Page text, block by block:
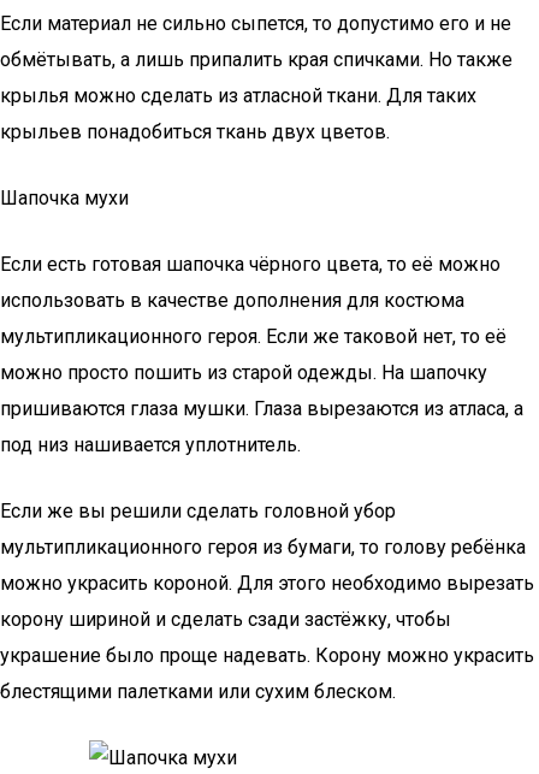
Если материал не сильно сыпется, то допустимо его и не
обмётывать, а лишь припалить края спичками. Но также
крылья можно сделать из атласной ткани. Для таких
крыльев понадобиться ткань двух цветов.
Шапочка мухи
Если есть готовая шапочка чёрного цвета, то её можно
использовать в качестве дополнения для костюма
мультипликационного героя. Если же таковой нет, то её
можно просто пошить из старой одежды. На шапочку
пришиваются глаза мушки. Глаза вырезаются из атласа, а
под низ нашивается уплотнитель.
Если же вы решили сделать головной убор
мультипликационного героя из бумаги, то голову ребёнка
можно украсить короной. Для этого необходимо вырезать
корону шириной и сделать сзади застёжку, чтобы
украшение было проще надевать. Корону можно украсить
блестящими палетками или сухим блеском.